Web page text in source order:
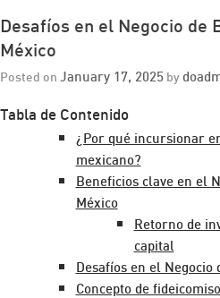
Desafíos en el Negocio de
México
Posted on January 17, 2025 by
Tabla de Contenido
¿Por qué incursionar
mexicano?
Beneficios clave en el
México
Retorno de
capital
Desafíos en el Negocio
Concepto de